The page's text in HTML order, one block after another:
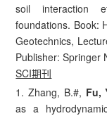
soil interaction
foundations. Book:
Geotechnics,
Publisher: Springer
SCI期刊
1. Zhang, B.#, Fu,
as a